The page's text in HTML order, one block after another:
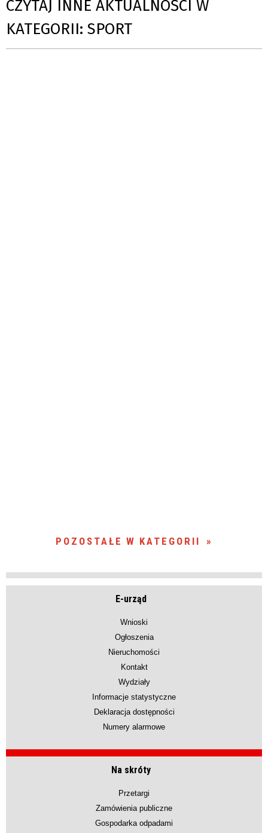
CZYTAJ INNE AKTUALNOŚCI W
KATEGORII: SPORT
POZOSTAŁE W KATEGORII
E-urząd
Wnioski
Ogłoszenia
Nieruchomości
Kontakt
Wydziały
Informacje statystyczne
Deklaracja dostępności
Numery alarmowe
Na skróty
Przetargi
Zamówienia publiczne
Gospodarka odpadami